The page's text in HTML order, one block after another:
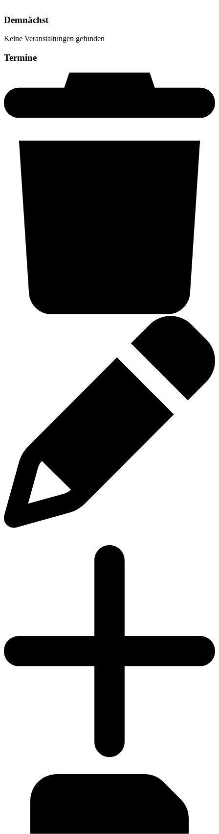
Demnächst
Keine Veranstaltungen gefunden
Termine